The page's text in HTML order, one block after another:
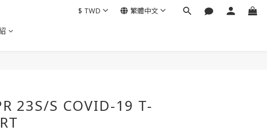
$ TWD 繁體中文
23S/S COVID-19 T-